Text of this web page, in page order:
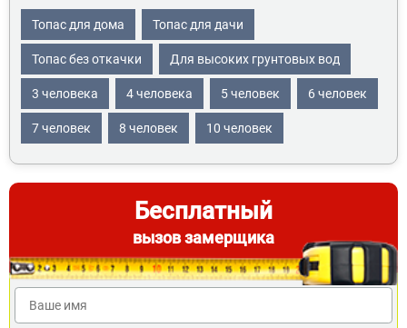
Топас для дома Топас для дачи
Топас без откачки Для высоких грунтовых вод
3 человека 4 человека 5 человек 6 человек
7 человек 8 человек 10 человек
Бесплатный
вызов замерщика